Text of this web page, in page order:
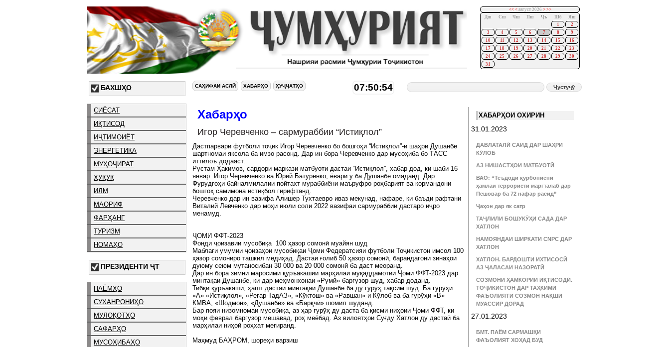
<< <август 2026 > >>
Дш
Сш Чш Пш Ҷъ Шб
Яш
1
2
3
4 5 6 7 8
9
10
11 12 13 14 15
16
17
18 19 20 21 22
23
24
25 26 27 28 29
30
31
БАХШҲО
СИЁСАТ
ИҚТИСОД
ИҶТИМОИЁТ
ЭНЕРГЕТИКА
МУҲОҶИРАТ
ҲУҚУҚ
ИЛМ
МАОРИФ
ФАРҲАНГ
ТУРИЗМ
НОМАҲО
ПРЕЗИДЕНТИ ҶТ
ПАЁМҲО
СУХАНРОНИҲО
МУЛОҚОТҲО
САФАРҲО
МУСОҲИБАҲО
САҲИФАИ АСЛӢ ХАБАРҲО ҲУҶҶАТҲО 07:50:55
Хабарҳо
Игор Черевченко – сармураббии “Истиқлол”
Дастпарвари футболи тоҷик Игор Черевченко бо бошгоҳи “Истиқлол”-и шаҳри Душанбе
шартномаи яксола ба имзо расонд. Дар ин бора Черевченко дар мусоҳиба бо ТАСС
иттилоъ додааст.
Рустам Ҳакимов, сардори маркази матбуоти дастаи “Истиқлол”, хабар дод, ки шаби 16
январ Игор Черевченко ва Юрий Батуренко, ёвари ӯ ба Душанбе омаданд. Дар
Фурудгоҳи байналмилалии пойтахт мураббиёни маъруфро роҳбарият ва кормандони
бошгоҳ самимона истиқбол гирифтанд.
Черевченко дар ин вазифа Алишер Тухтаевро иваз мекунад, нафаре, ки баъди рафтани
Виталий Левченко дар моҳи июли соли 2022 вазифаи сармураббии дастаро иҷро
менамуд.
ҶОМИ ФФТ-2023
Фонди ҷоизавии мусобиқа 100 ҳазор сомонӣ муайян шуд
Маблағи умумии ҷоизаҳои мусобиқаи Ҷоми Федератсияи футболи Тоҷикистон имсол 100
ҳазор сомониро ташкил медиҳад. Дастаи ғолиб 50 ҳазор сомонӣ, барандагони зинаҳои
дуюму сеюм мутаносибан 30 000 ва 20 000 сомонӣ ба даст меоранд.
Дар ин бора зимни маросими қуръакашии марҳилаи муқаддамотии Ҷоми ФФТ-2023 дар
минтақаи Душанбе, ки дар меҳмонхонаи «Румӣ» баргузор шуд, хабар доданд.
Тибқи қуръакашӣ, ҳашт дастаи минтақаи Душанбе ба ду гурӯҳ тақсим шуд. Ба гурӯҳи
«А» «Истиқлол», «Регар-ТадАЗ», «Кӯктош» ва «Равшан»-и Кӯлоб ва ба гурӯҳи «В»
КМВА, «Шодмон», «Душанбе» ва «Барқчӣ» шомил шуданд.
Бар пояи низомномаи мусобиқа, аз ҳар гурӯҳ ду даста ба қисми ниҳоии Ҷоми ФФТ, ки
моҳи феврал баргузор мешавад, роҳ меёбад. Аз вилоятҳои Суғду Хатлон ду дастаӣ ба
марҳилаи ниҳоӣ роҳхат мегиранд.
Маҳмуд БАҲРОМ, шореҳи варзиш
ХАБАРҲОИ ОХИРИН
31.01.2023
ДАВЛАТАЛӢ САИД ДАР ШАҲРИ
КӮЛОБ
АЗ НИШАСТҲОИ МАТБУОТӢ
ВАО: “Теъдоди қурбониёни
ҳамлаи террористи маргталаб дар
Пешовар ба 72 нафар расид”
Ҷаҳон дар як сатр
ТАҶЛИЛИ БОШУКӮҲИ САДА ДАР
ХАТЛОН
НАМОЯНДАИ ШИРКАТИ CNPC ДАР
ХАТЛОН
ХАТЛОН. БАРДОШТИ ИХТИСОСӢ
АЗ ҶАЛАСАИ НАЗОРАТӢ
СОЗМОНИ ҲАМКОРИИ ИҚТИСОДӢ.
ТОҶИКИСТОН ДАР ТАҲКИМИ
ФАЪОЛИЯТИ СОЗМОН НАҚШИ
МУАССИР ДОРАД
27.01.2023
БМТ. ПАЁМ САРМАШҚИ
ФАЪОЛИЯТ ХОҲАД БУД